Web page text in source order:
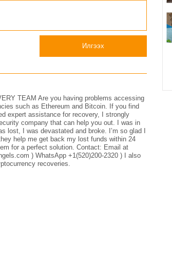
Илгээх
TEAM Are you having problems accessing
such as Ethereum and Bitcoin. If you find
expert assistance for recovery, I strongly
company that can help you out. I was in
I was devastated and broke. I’m so glad I
help me get back my lost funds within 24
for a perfect solution. Contact: Email at
) WhatsApp +1(520)200-2320 ) I also
recoveries.